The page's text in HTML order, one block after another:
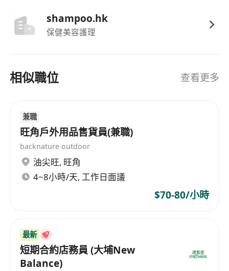
shampoo.hk
保健美容護理
相似職位 查看更多
兼職
旺角戶外用品售貨員(兼職)
backnature outdoor
油尖旺, 旺角
4~8小時/天, 工作日面議
$70-80/小時
最新
短期合約店務員 (大埔New
Balance)